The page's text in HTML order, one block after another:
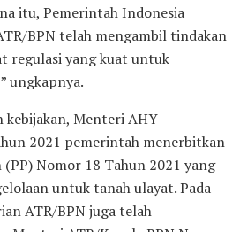
itu, Pemerintah Indonesia
BPN telah mengambil tindakan
regulasi yang kuat untuk
ungkapnya.
kebijakan, Menteri AHY
2021 pemerintah menerbitkan
Nomor 18 Tahun 2021 yang
untuk tanah ulayat. Pada
ATR/BPN juga telah